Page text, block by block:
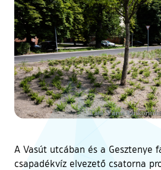
A Vasút utcában és a Gesztenye
csapadékvíz elvezető csatorna